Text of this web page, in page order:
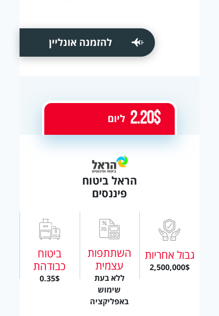
להזמנה אונליין
הראל ביטוח
פיננסים
גבול אחריות
2,500,000$
השתתפות
עצמית
ללא בעת
שימוש
באפליקציה
ביטוח
כבודהת
0.35$
2.20$ ליום